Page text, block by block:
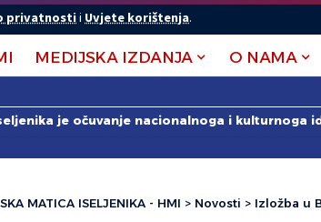
privatnostii Uvjete korištenja.
MEDIJSKA IZDANJA O NAMA
je očuvanje nacionalnoga i
MATICA ISELJENIKA - HMI > Novosti > Izložba u